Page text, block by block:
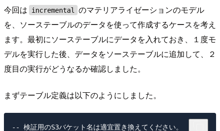
今回は incremental
のマテリアライゼーションのモデル
を、ソーステーブルのデータを使って作成するケースを考え
ます。最初にソーステーブルにデータを入れておき、１度モ
デルを実行した後、データをソーステーブルに追加して、２
度目の実行がどうなるか確認しました。
まずテーブル定義は以下のようにしました。
-- 検証用のS3バケット名は適宜置き換えてください。